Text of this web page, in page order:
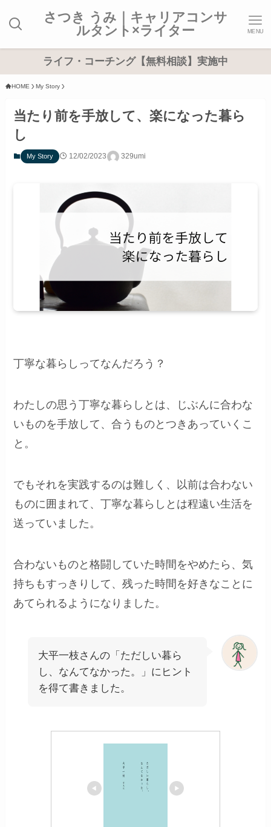
さつき うみ｜キャリアコンサ
ルタント×ライター
MENU
ライフ・コーチング【無料相談】実施中
HOME My Story
当たり前を手放して、楽になった暮ら
し
My Story 12/02/2023 329umi
丁寧な暮らしってなんだろう？
わたしの思う丁寧な暮らしとは、じぶんに合わな
いものを手放して、合うものとつきあっていくこ
と。
でもそれを実践するのは難しく、以前は合わない
ものに囲まれて、丁寧な暮らしとは程遠い生活を
送っていました。
合わないものと格闘していた時間をやめたら、気
持ちもすっきりして、残った時間を好きなことに
あてられるようになりました。
大平一枝さんの「ただしい暮ら
し、なんてなかった。」にヒント
を得て書きました。